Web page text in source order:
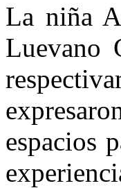
La niña
Luevano
espacios